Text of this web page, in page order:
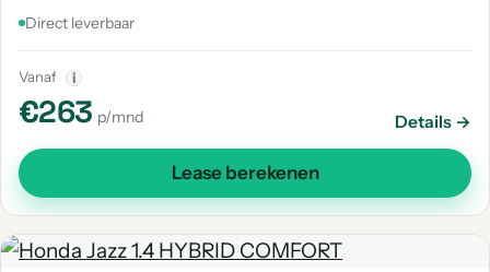
Direct leverbaar
Vanaf i
€263 p/mnd Details →
Lease berekenen